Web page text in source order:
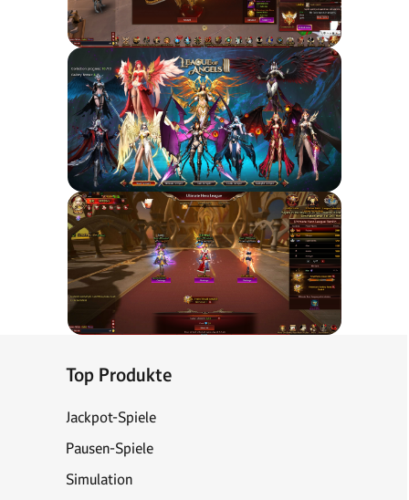
Top Produkte
Jackpot-Spiele
Pausen-Spiele
Simulation